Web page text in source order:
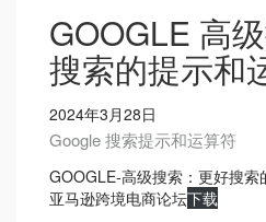
GOOGLE 高
搜索的提示和
2024年3月28日
Google 搜索提示和运算符
GOOGLE-高级搜索：更好搜
亚马逊跨境电商论坛下载